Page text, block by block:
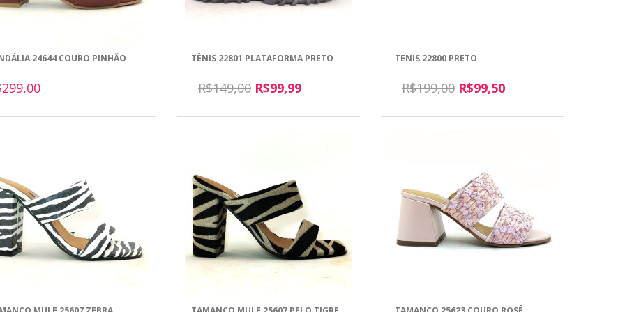
24644 COURO PINHÃO TÊNIS 22801 PLATAFORMA PRETO
R$149,00 R$99,99
TENIS 22800 PRETO
R$199,00 R$99,50